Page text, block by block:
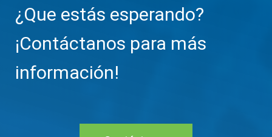
¿Que estás esperando?
¡Contáctanos para más
información!